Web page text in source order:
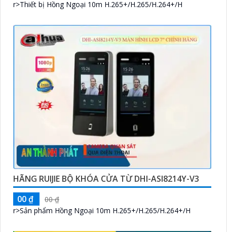
r>Thiết bị Hồng Ngoại 10m H.265+/H.265/H.264+/H
HÃNG RUIJIE BỘ KHÓA CỬA TỪ DHI-ASI8214Y-V3
00 ₫
00 ₫
r>Sản phẩm Hồng Ngoại 10m H.265+/H.265/H.264+/H